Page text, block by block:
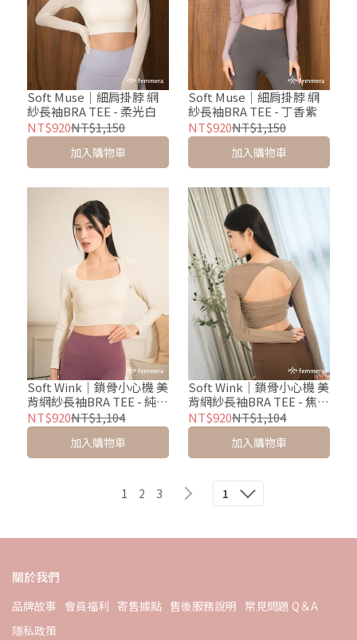
Soft Muse｜細肩掛脖 網
紗長袖BRA TEE - 柔光白
NT$920NT$1,150
加入購物車
Soft Muse｜細肩掛脖 網
紗長袖BRA TEE - 丁香紫
NT$920NT$1,150
加入購物車
Soft Wink｜鎖骨小心機 美
背網紗長袖BRA TEE - 純淨
白
NT$920NT$1,104
加入購物車
Soft Wink｜鎖骨小心機 美
背網紗長袖BRA TEE - 焦糖
杏
NT$920NT$1,104
加入購物車
1 2 3 1
關於我們
品牌故事 會員福利 寄售據點 售後服務說明 常見問題 Q＆A
隱私政策